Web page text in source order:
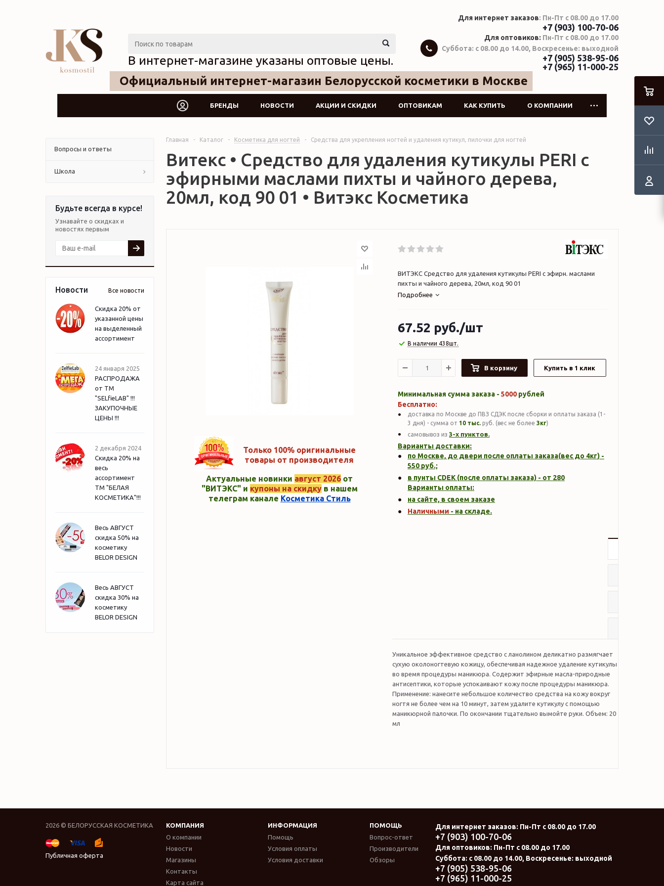
Официальный интернет-магазин Белорусской косметики в Москве
В интернет-магазине указаны оптовые цены.
Для интернет заказов: Пн-Пт с 08.00 до 17.00
+7 (903) 100-70-06
Для оптовиков: Пн-Пт с 08.00 до 17.00
Суббота: с 08.00 до 14.00, Воскресенье: выходной
+7 (905) 538-95-06
+7 (965) 11-000-25
БРЕНДЫ НОВОСТИ АКЦИИ И СКИДКИ ОПТОВИКАМ КАК КУПИТЬ О КОМПАНИИ
Вопросы и ответы
Школа
Будьте всегда в курсе!
Узнавайте о скидках и
новостях первым
Новости Все новости
Скидка 20% от
указанной цены
на выделенный
ассортимент
24 января 2025
РАСПРОДАЖА
от ТМ
"SELfieLAB" !!!
ЗАКУПОЧНЫЕ
ЦЕНЫ !!!
2 декабря 2024
Скидка 20% на
весь
ассортимент
ТМ "БЕЛАЯ
КОСМЕТИКА"!!!
Весь АВГУСТ
скидка 50% на
косметику
BELOR DESIGN
Весь АВГУСТ
скидка 30% на
косметику
BELOR DESIGN
Главная - Каталог - Косметика для ногтей - Средства для укрепления ногтей и удаления кутикул, пилочки для ногтей
Витекс • Средство для удаления кутикулы PERI с
эфирными маслами пихты и чайного дерева,
20мл, код 90 01 • Витэкс Косметика
Только 100% оригинальные
товары от производителя
Актуальные новинки август 2026 от
"ВИТЭКС" и купоны на скидкув нашем
телеграм канале Косметика Стиль
ВИТЭКС Средство для удаления кутикулы PERI с эфирн. маслами
пихты и чайного дерева, 20мл, код 90 01
Подробнее
67.52 руб./шт
В наличии 438шт.
В корзину Купить в 1 клик
Минимальная сумма заказа - 5000 рублей
Бесплатно:
доставка по Москве до ПВЗ СДЭК после сборки и оплаты заказа (1-
3 дня) - сумма от 10 тыс. руб. (вес не более 3кг)
самовывоз из 3-х пунктов.
Варианты доставки:
по Москве, до двери после оплаты заказа(вес до 4кг) -
550 руб.;
в пунты CDEK (после оплаты заказа) - от 280
Варианты оплаты:
на сайте, в своем заказе
Наличными - на складе.
Уникальное эффективное средство с ланолином деликатно размягчает
сухую околоногтевую кожицу, обеспечивая надежное удаление кутикулы
во время процедуры маникюра. Содержит эфирные масла-природные
антисептики, которые успокаивают кожу после процедуры маникюра.
Применение: нанесите небольшое количество средства на кожу вокруг
ногтя не более чем на 10 минут, затем удалите кутикулу с помощью
маникюрной палочки. По окончании тщательно вымойте руки. Объем: 20
мл
2026 © БЕЛОРУССКАЯ КОСМЕТИКА
Публичная оферта
КОМПАНИЯ ИНФОРМАЦИЯ
ПОМОЩЬ
О компании
Новости
Магазины
Контакты
Карта сайта
Помощь
Условия оплаты
Условия доставки
Вопрос-ответ
Производители
Обзоры
Для интернет заказов: Пн-Пт с 08.00 до 17.00
+7 (903) 100-70-06
Для оптовиков: Пн-Пт с 08.00 до 17.00
Суббота: с 08.00 до 14.00, Воскресенье: выходной
+7 (905) 538-95-06
+7 (965) 11-000-25